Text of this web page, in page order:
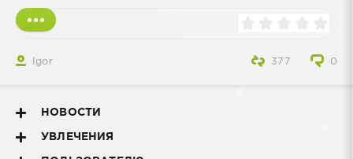
Igor 0
377
НОВОСТИ
УВЛЕЧЕНИЯ